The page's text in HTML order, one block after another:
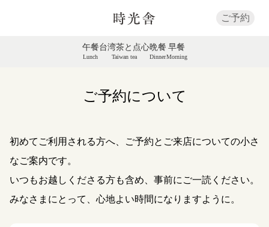
ご予約
午餐
Lunch
台湾茶と点心
Taiwan tea
晩餐
Dinner
早餐
Morning
ご予約について
初めてご利用される方へ、ご予約とご来店についての小さ
なご案内です。
いつもお越しくださる方も含め、事前にご一読ください。
みなさまにとって、心地よい時間になりますように。